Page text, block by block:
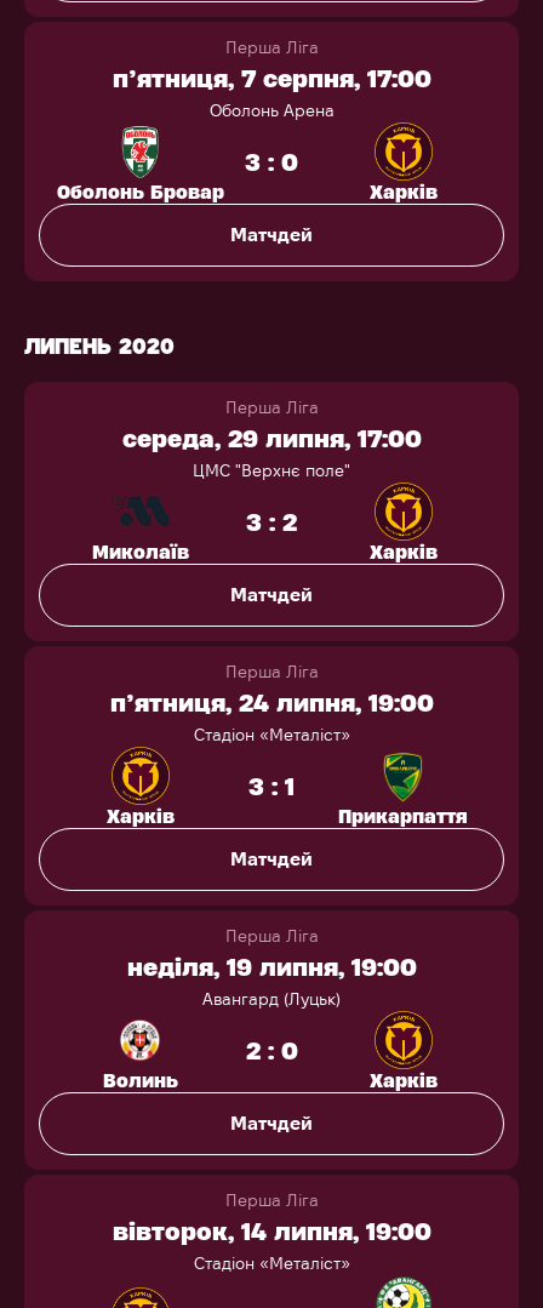
Перша Ліга
п’ятниця, 7 серпня, 17:00
Оболонь Арена
Оболонь Бровар
3 : 0
Харків
Матчдей
ЛИПЕНЬ 2020
Перша Ліга
середа, 29 липня, 17:00
ЦМС "Верхнє поле"
Миколаїв
3 : 2
Харків
Матчдей
Перша Ліга
п’ятниця, 24 липня, 19:00
Стадіон «Металіст»
Харків
3 : 1
Прикарпаття
Матчдей
Перша Ліга
неділя, 19 липня, 19:00
Авангард (Луцьк)
Волинь
2 : 0
Харків
Матчдей
Перша Ліга
вівторок, 14 липня, 19:00
Стадіон «Металіст»